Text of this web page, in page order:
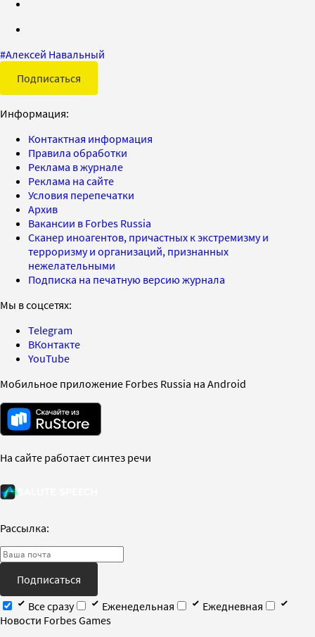
#Алексей Навальный
Подписаться
Информация:
Контактная информация
Правила обработки
Реклама в журнале
Реклама на сайте
Условия перепечатки
Архив
Вакансии в Forbes Russia
Сканер иноагентов, причастных к экстремизму и
терроризму и организаций, признанных
нежелательными
Подписка на печатную версию журнала
Мы в соцсетях:
Telegram
ВКонтакте
YouTube
Мобильное приложение Forbes Russia на Android
На сайте работает синтез речи
Рассылка:
Подписаться
Все сразу
Еженедельная
Ежедневная
Новости Forbes Games